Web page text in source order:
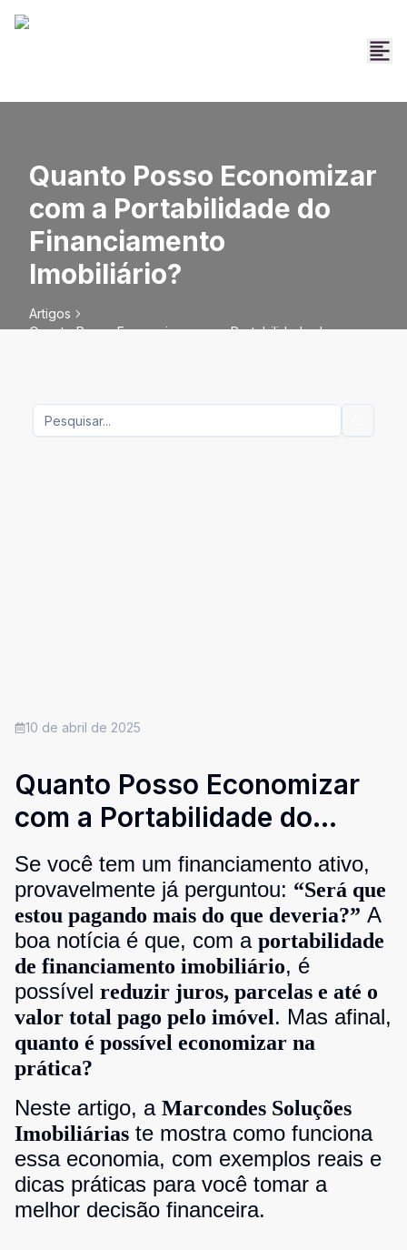
Quanto Posso Economizar
com a Portabilidade do
Financiamento
Imobiliário?
Artigos
Quanto Posso Economizar com a Portabilidade do
10 de abril de 2025
Quanto Posso Economizar
com a Portabilidade do
Financiamento Imobiliário?
Se você tem um financiamento ativo,
provavelmente já perguntou: “Será que
estou pagando mais do que deveria?” A
boa notícia é que, com a portabilidade
de financiamento imobiliário, é
possível reduzir juros, parcelas e até o
valor total pago pelo imóvel. Mas afinal,
quanto é possível economizar na
prática?
Neste artigo, a Marcondes Soluções
Imobiliárias te mostra como funciona
essa economia, com exemplos reais e
dicas práticas para você tomar a
melhor decisão financeira.